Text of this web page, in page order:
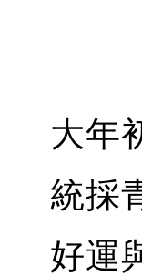
大年
統採
好運